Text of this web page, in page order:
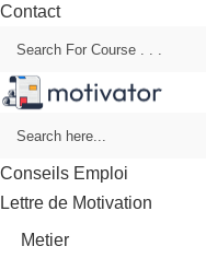
Contact
Conseils Emploi
Lettre de Motivation
Metier